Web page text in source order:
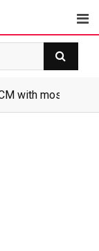
lakh crore debt